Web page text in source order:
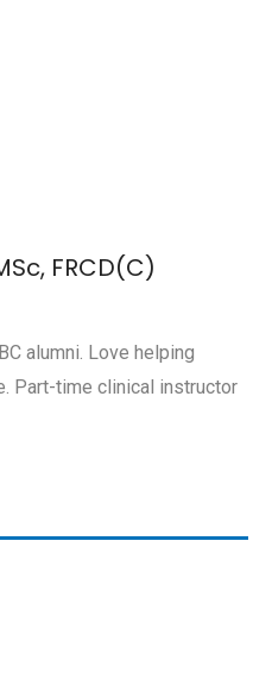
FRCD(C)
alumni. Love helping
Part-time clinical instructor